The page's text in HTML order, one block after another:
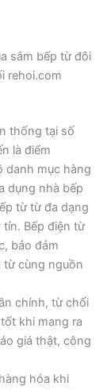
sắm bếp từ đôi
rehoi.com
thống tại số
là điểm
danh mục hàng
dụng nhà bếp
từ từ đa dạng
Bếp điện từ
bảo đảm
cùng nguồn
chính, từ chối
khi mang ra
giá thật, công
hóa khi